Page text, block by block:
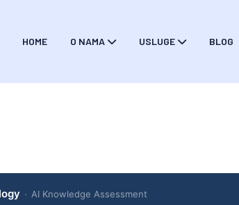
HOME O NAMA USLUGE BLOG
· AI Knowledge Assessment